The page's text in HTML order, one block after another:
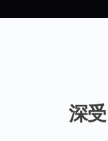
深受